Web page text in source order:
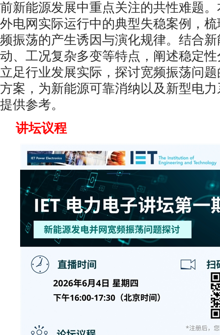
前新能源发展中重点关注的共性难题
外电网实际运行中的典型失稳案例，
频振荡的产生诱因与演化规律。结合
动、工况复杂多变等特点，阐述稳定
立足行业发展实际，探讨宽频振荡问
方案，为新能源可靠消纳以及新型电
提供参考。
讲坛议程